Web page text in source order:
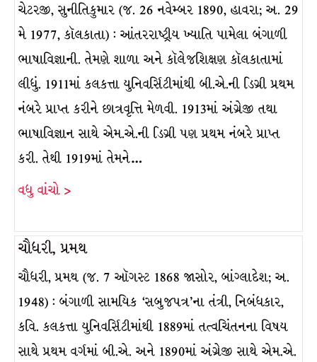
ચેટરજી, સુનીતિકુમાર (જ. 26 નવેમ્બર 1890, હાવરા; અ. 29
મે 1977, કૉલકાતા) : આંતરરાષ્ટ્રીય ખ્યાતિ પામેલા બંગાળી
ભાષાવિજ્ઞાની. તેમણે શાળા અને કૉલેજશિક્ષણ કૉલકાતામાં
લીધું. 1911માં કલકત્તા યુનિવર્સિટીમાંથી બી.એ.ની ડિગ્રી પ્રથમ
નંબરે પ્રાપ્ત કરીને છાત્રવૃત્તિ મેળવી. 1913માં અંગ્રેજી તથા
ભાષાવિજ્ઞાન સાથે એમ.એ.ની ડિગ્રી પણ પ્રથમ નંબરે પ્રાપ્ત
કરી. તેથી 1919માં તેમને…
વધુ વાંચો >
ચૌધરી, પ્રમથ
ચૌધરી, પ્રમથ (જ. 7 ઑગસ્ટ 1868 જાસોર, બાંગ્લાદેશ; અ.
1948) : બંગાળી સામયિક ‘સબુજપત્ર’ના તંત્રી, નિબંધકાર,
કવિ. કલકત્તા યુનિવર્સિટીમાંથી 1889માં તત્વચિંતનના વિષય
સાથે પ્રથમ વર્ગમાં બી.એ. અને 1890માં અંગ્રેજી સાથે એમ.એ.